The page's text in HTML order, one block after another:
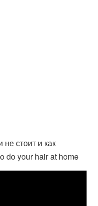
стоит и как
do your hair at home